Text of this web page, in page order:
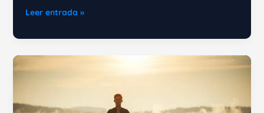
Precisión
el
para
Leer entrada »